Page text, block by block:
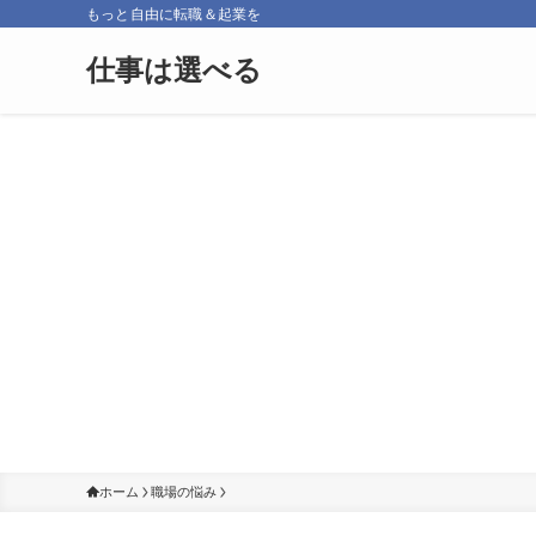
もっと自由に転職＆起業を
仕事は選べる
ホーム 職場の悩み